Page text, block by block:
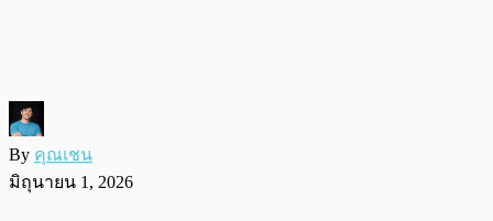
By คุณเชน
มิถุนายน 1, 2026